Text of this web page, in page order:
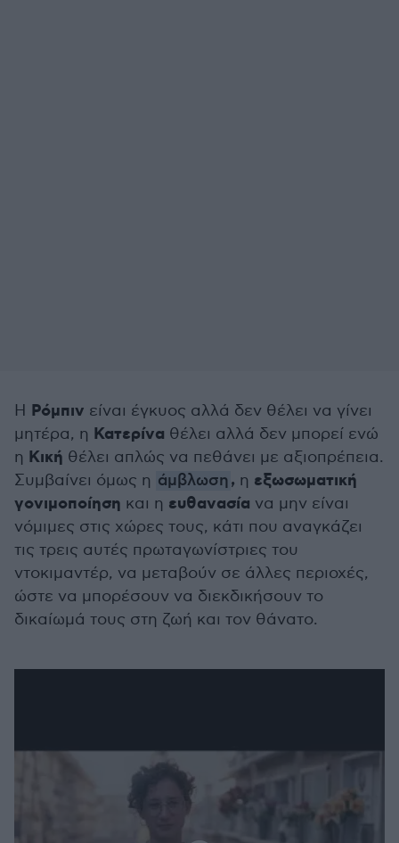
Η Ρόμπιν είναι έγκυος αλλά δεν θέλει να γίνει
μητέρα, η Κατερίνα θέλει αλλά δεν μπορεί ενώ
η Κική θέλει απλώς να πεθάνει με αξιοπρέπεια.
Συμβαίνει όμως η άμβλωση, η εξωσωματική
γονιμοποίηση και η ευθανασία να μην είναι
νόμιμες στις χώρες τους, κάτι που αναγκάζει
τις τρεις αυτές πρωταγωνίστριες του
ντοκιμαντέρ, να μεταβούν σε άλλες περιοχές,
ώστε να μπορέσουν να διεκδικήσουν το
δικαίωμά τους στη ζωή και τον θάνατο.